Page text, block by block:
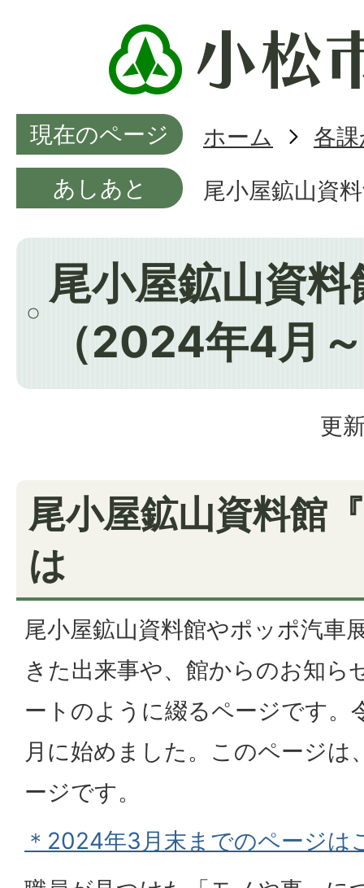
現在のページ ホーム
各
あしあと
尾小屋鉱山資
尾小屋鉱山資
（2024年4月
更
尾小屋鉱山資料館
は
尾小屋鉱山資料館やポッポ汽車
きた出来事や、館からのお知ら
ートのように綴るページです
月に始めました。このページ
ージです。
＊2024年3月末までのページは